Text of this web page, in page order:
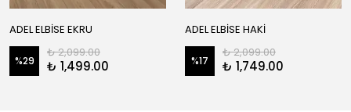
ADEL ELBİSE EKRU
%29
₺ 2,099.00
₺ 1,499.00
ADEL ELBİSE HAKİ
%17
₺ 2,099.00
₺ 1,749.00